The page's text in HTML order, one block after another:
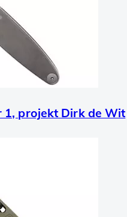
1, projekt Dirk de Wit